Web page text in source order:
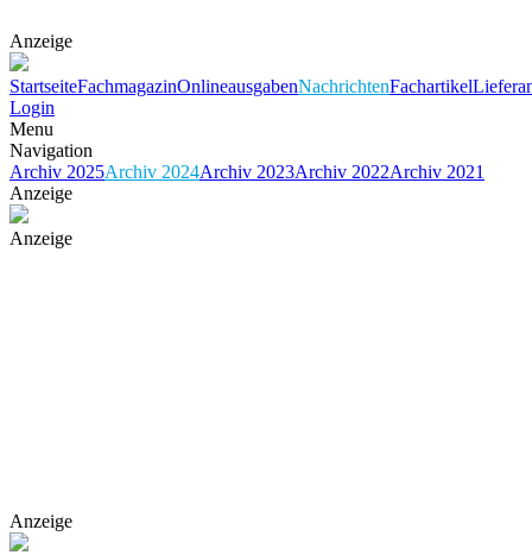
Anzeige
StartseiteFachmagazinOnlineausgabenNachrichtenFachartikel
Login
Menu
Navigation
Archiv 2025Archiv 2024Archiv 2023Archiv 2022Archiv 2021
Anzeige
Anzeige
Anzeige